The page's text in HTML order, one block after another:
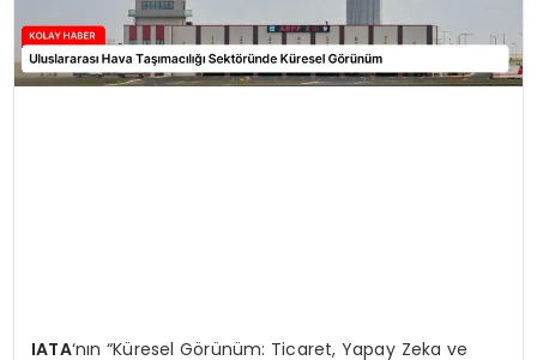
IATA‘nın “Küresel Görünüm: Ticaret, Yapay Zeka ve